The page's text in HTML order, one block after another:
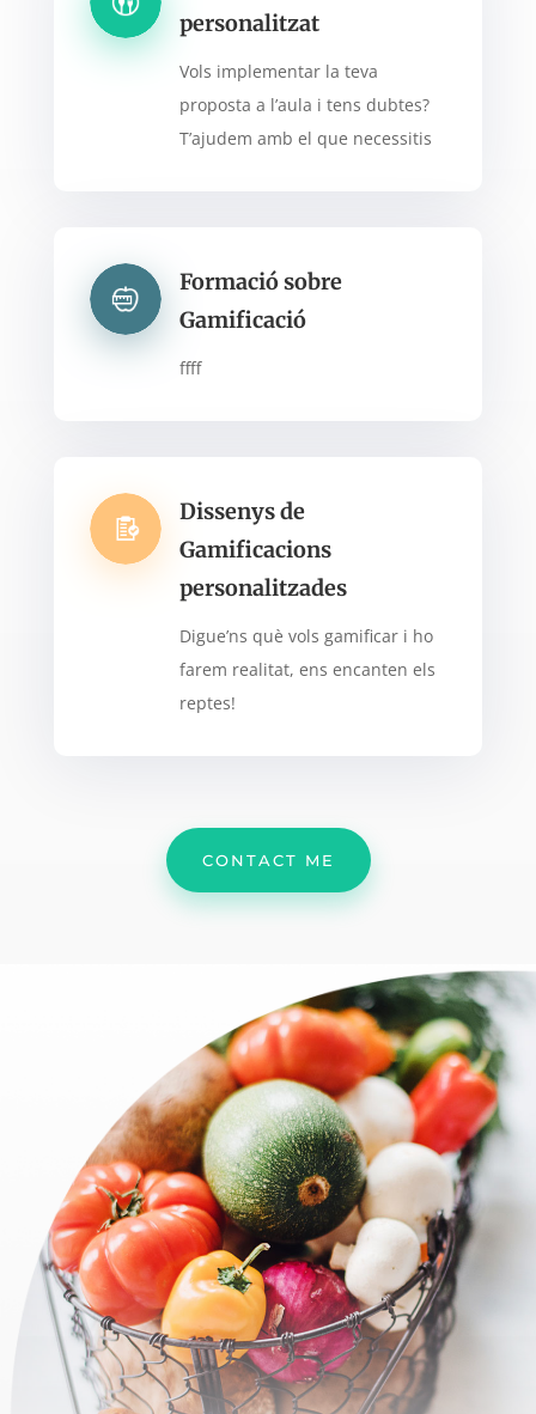
personalitzat
Vols implementar la teva
proposta a l’aula i tens dubtes?
T’ajudem amb el que necessitis
Formació sobre
Gamificació
ffff
Dissenys de
Gamificacions
personalitzades
Digue’ns què vols gamificar i ho
farem realitat, ens encanten els
reptes!
CONTACT ME